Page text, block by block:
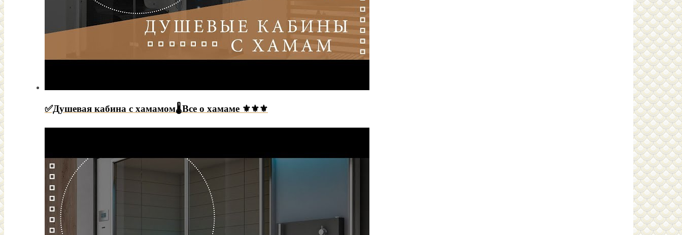
✅Душевая кабина с хамамом🌡Все о хамаме ⚜⚜⚜